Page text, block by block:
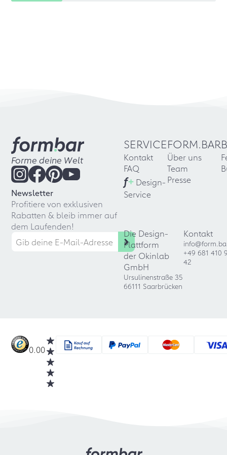
Forme deine Welt
Newsletter
Profitiere von exklusiven
Rabatten & bleib immer auf
dem Laufenden!
SERVICE
Kontakt
FAQ
f+ Design-
Service
FORM.BAR
Über uns
Team
Presse
Die Design-
Plattform
der Okinlab
GmbH
Ursulinenstraße 35
66111 Saarbrücken
Kontakt
+49 681 410
42
0.00